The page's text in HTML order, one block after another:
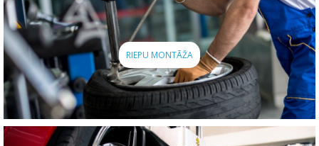
RIEPU MONTĀŽA